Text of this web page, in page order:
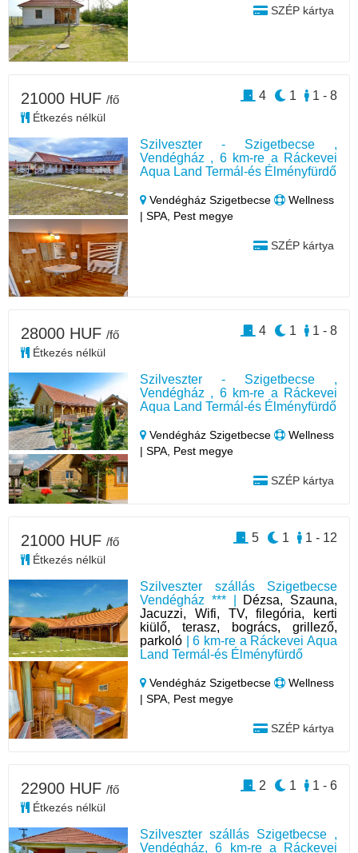
SZÉP kártya
Szilveszter - Szigetbecse ,
Vendégház , 6 km-re a Ráckevei
Aqua Land Termál-és Élményfürdő
Vendégház Szigetbecse
Wellness
| SPA, Pest megye
SZÉP kártya
21000 HUF /fő
Étkezés nélkül
1 - 8
1
4
Szilveszter - Szigetbecse ,
Vendégház , 6 km-re a Ráckevei
Aqua Land Termál-és Élményfürdő
Vendégház Szigetbecse
Wellness
| SPA, Pest megye
SZÉP kártya
28000 HUF /fő
Étkezés nélkül
1 - 8
1
4
Szilveszter szállás Szigetbecse
Vendégház *** |
Dézsa, Szauna,
Jacuzzi, Wifi, TV, filegória, kerti
kiülő, terasz, bogrács, grillező,
parkoló | 6 km-re a Ráckevei Aqua
Land Termál-és Élményfürdő
Vendégház Szigetbecse
Wellness
| SPA, Pest megye
SZÉP kártya
21000 HUF /fő
Étkezés nélkül
1 - 12
1
5
Szilveszter szállás Szigetbecse ,
Vendégház, 6 km-re a Ráckevei
22900 HUF /fő
Étkezés nélkül
1 - 6
1
2